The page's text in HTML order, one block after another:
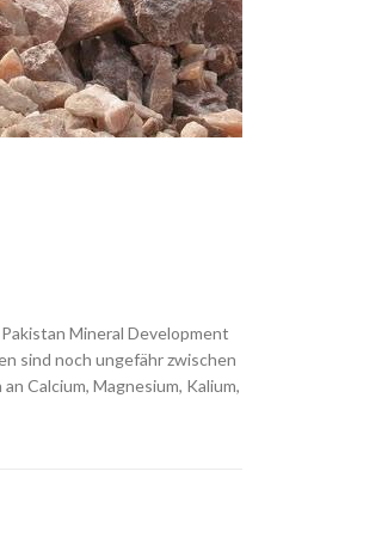
Mineral Development
sind noch ungefähr zwischen
Calcium, Magnesium, Kalium,